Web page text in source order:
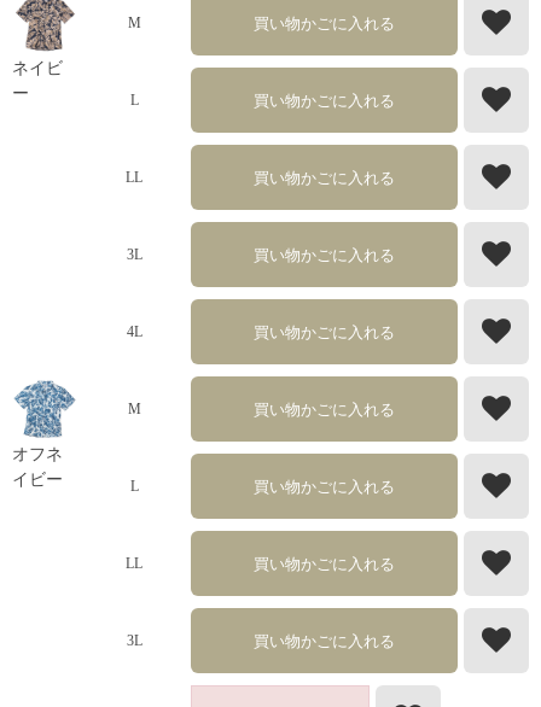
ネイビ
ー
M 買い物かごに入れる
L 買い物かごに入れる
LL 買い物かごに入れる
3L 買い物かごに入れる
4L 買い物かごに入れる
オフネ
イビー
M 買い物かごに入れる
L 買い物かごに入れる
LL 買い物かごに入れる
3L 買い物かごに入れる